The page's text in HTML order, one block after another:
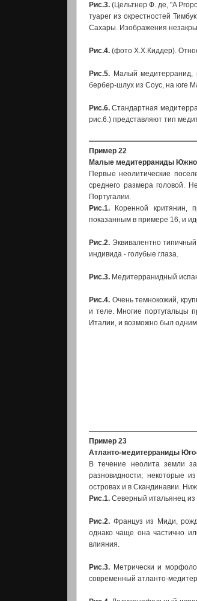
Рис.3. (Цельтнер Ф. де, "A
туарег из окрестностей
Сахары. Изображения
Рис.4. (фото Х.Х.Киддер).
Рис.5. Малый медитерранид,
бербер-шлух из Соус, на юге
Рис.6. Стандартная
рис.6.) представляют тип
Пример 22
Малые медитерраниды
Первые неолитические
среднего размера головой.
Португалии.
Рис.1. Коренной критянин,
показанным в примере 16, и
Рис.2. Эквивалентно
индивида - голубые глаза.
Рис.3. Медитерранидный
Рис.4. Очень темнокожий,
и теле. Многие португальцы
Италии, и возможно был
Пример 23
Атланто-медитерраниды
В течение неолита земли
разновидности; некоторые
островах и в Скандинавии.
Рис.1. Северный итальянец
Рис.2. Француз из Миди,
однако чаще она частично
влияния.
Рис.3. Метрически и
современный атланто-